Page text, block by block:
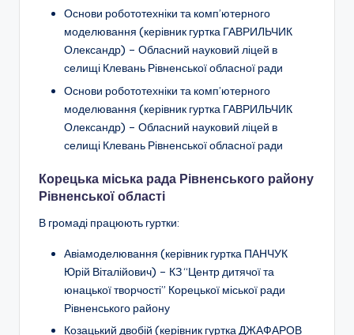
Основи робототехніки та комп’ютерного
моделювання (керівник гуртка ГАВРИЛЬЧИК
Олександр) – Обласний науковий ліцей в
селищі Клевань Рівненської обласної ради
Основи робототехніки та комп’ютерного
моделювання (керівник гуртка ГАВРИЛЬЧИК
Олександр) – Обласний науковий ліцей в
селищі Клевань Рівненської обласної ради
Корецька міська рада Рівненського району
Рівненської області
В громаді працюють гуртки:
Авіамоделювання (керівник гуртка ПАНЧУК
Юрій Віталійович) – КЗ “Центр дитячої та
юнацької творчості” Корецької міської ради
Рівненського району
Козацький двобій (керівник гуртка ДЖАФАРОВ